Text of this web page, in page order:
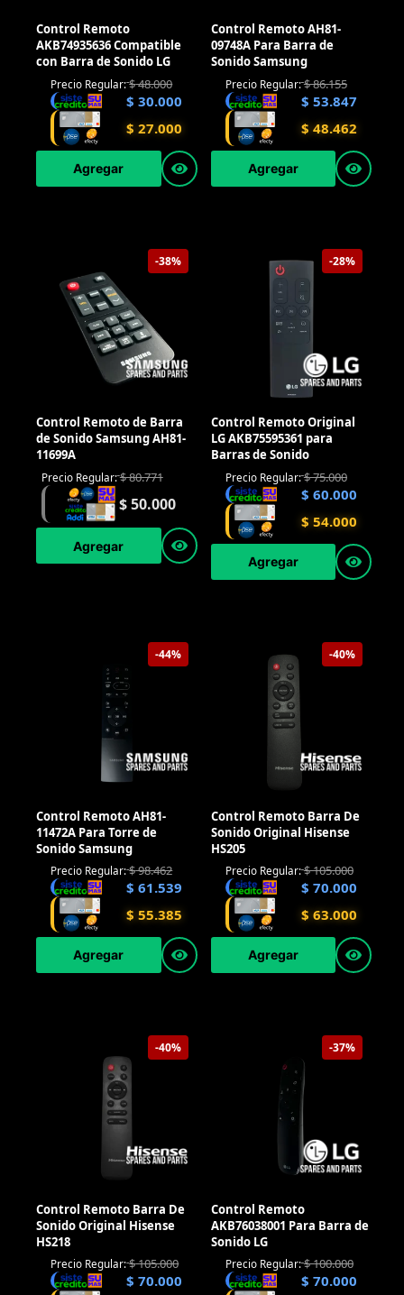
Control Remoto
AKB74935636 Compatible
con Barra de Sonido LG
Precio Regular:$48.000
$ 30.000
$ 27.000
Agregar
Control Remoto AH81-
09748A Para Barra de
Sonido Samsung
Precio Regular:$86.155
$ 53.847
$ 48.462
Agregar
-38%
Control Remoto de Barra
de Sonido Samsung AH81-
11699A
Precio Regular:$80.771
$50.000
Agregar
-28%
Control Remoto Original
LG AKB75595361 para
Barras de Sonido
Precio Regular:$75.000
$ 60.000
$ 54.000
Agregar
-44%
Control Remoto AH81-
11472A Para Torre de
Sonido Samsung
Precio Regular:$98.462
$ 61.539
$ 55.385
Agregar
-40%
Control Remoto Barra De
Sonido Original Hisense
HS205
Precio Regular:$105.000
$ 70.000
$ 63.000
Agregar
-40%
Control Remoto Barra De
Sonido Original Hisense
HS218
Precio Regular:$105.000
$ 70.000
-37%
Control Remoto
AKB76038001 Para Barra de
Sonido LG
Precio Regular:$100.000
$ 70.000